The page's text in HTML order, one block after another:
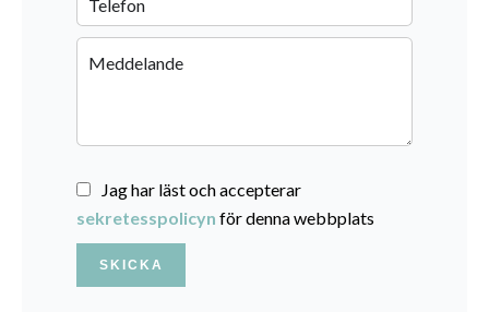
Jag har läst och accepterar
sekretesspolicyn för denna webbplats
SKICKA